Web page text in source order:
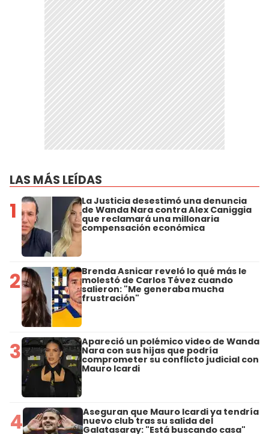
LAS MÁS LEÍDAS
1 La Justicia desestimó una denuncia
de Wanda Nara contra Alex Caniggia
que reclamará una millonaria
compensación económica
2 Brenda Asnicar reveló lo qué más le
molestó de Carlos Tévez cuando
salieron: "Me generaba mucha
frustración"
3 Apareció un polémico video de Wanda
Nara con sus hijas que podría
comprometer su conflicto judicial con
Mauro Icardi
4 Aseguran que Mauro Icardi ya tendría
nuevo club tras su salida del
Galatasaray: "Está buscando casa"